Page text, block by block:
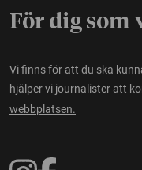
För dig som
Vi finns för att du ska
hjälper vi journalister att
webbplatsen.